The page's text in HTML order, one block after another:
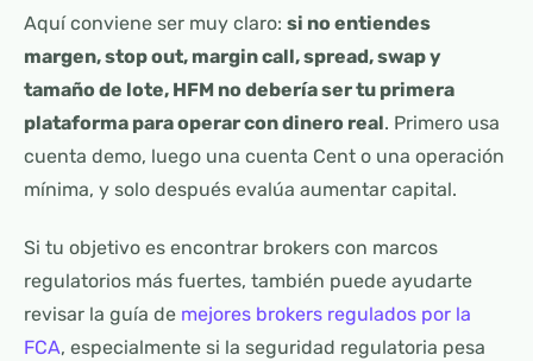
Aquí conviene ser muy claro: si no entiendes
margen, stop out, margin call, spread, swap y
tamaño de lote, HFM no debería ser tu primera
plataforma para operar con dinero real. Primero usa
cuenta demo, luego una cuenta Cent o una operación
mínima, y solo después evalúa aumentar capital.
Si tu objetivo es encontrar brokers con marcos
regulatorios más fuertes, también puede ayudarte
revisar la guía de mejores brokers regulados por la
FCA, especialmente si la seguridad regulatoria pesa